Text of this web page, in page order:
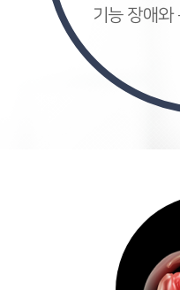
기능 장애와